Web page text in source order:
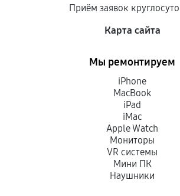
Приём заявок
Карта сайта
Мы ремонтируем
iPhone
MacBook
iPad
iMac
Apple Watch
Мониторы
VR системы
Мини ПК
Наушники